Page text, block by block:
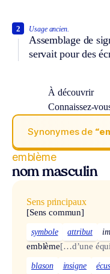
Usage ancien.
Assemblage de
servait pour des
2
À découvrir
Connaissez-
Synonymes de
emblème
nom masculin
Sens principaux
[Sens commun]
symbole attribut
emblème[…d’une
blason insigne